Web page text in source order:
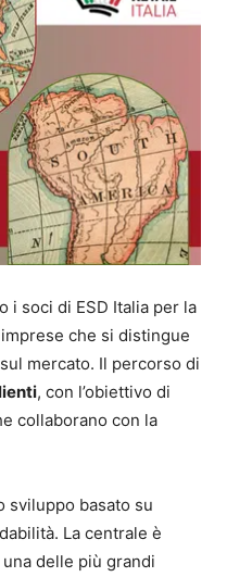
i soci di ESD Italia per la
che si distingue
mercato. Il percorso di
, con l’obiettivo di
collaborano con la
sviluppo basato su
La centrale è
una delle più grandi